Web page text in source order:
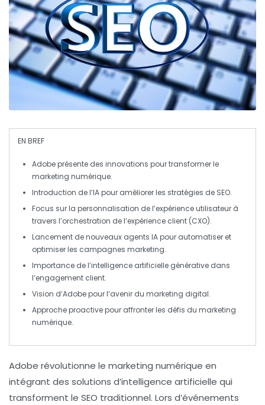
EN BREF
Adobeprésente des innovations pour transformer le
marketing numérique.
Introduction de l’IApour améliorer les stratégies de SEO.
Focus sur la personnalisation de l’expérience utilisateur à
travers l’orchestration de l’expérience client (CXO).
Lancement denouveaux agents IApour automatiser et
optimiser les campagnes marketing.
Importance de l’intelligence artificielle générative dans
l’engagement client.
Vision d’Adobepour l’avenir du marketing digital.
Approche proactive pour affronter les défis du marketing
numérique.
Adobe révolutionne le marketing numérique en
intégrant des solutions d’intelligence artificielle qui
transforment le SEO traditionnel. Lors d’événements